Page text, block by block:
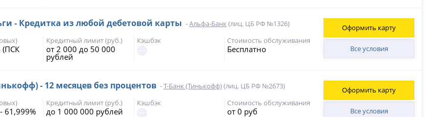
- Кредитка из любой дебетовой карты -Альфа-Банк (лиц. ЦБ РФ №1326)
(ПСК
Кредитный лимит (руб.)
от 2 000 до 50 000
рублей
Кэшбэк Стоимость обслуживания
Бесплатно Все условия
Оформить карту
- 12 месяцев без процентов -Т-Банк (Тинькофф)(лиц. ЦБ РФ №2673)
61,999%
Кредитный лимит (руб.)
до 1 000 000 рублей
Кэшбэк Стоимость обслуживания
от 0 руб Все условия
Оформить карту